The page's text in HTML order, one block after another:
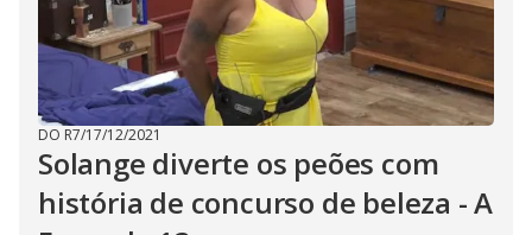
DO R7/17/12/2021
Solange diverte os peões com
história de concurso de beleza - A